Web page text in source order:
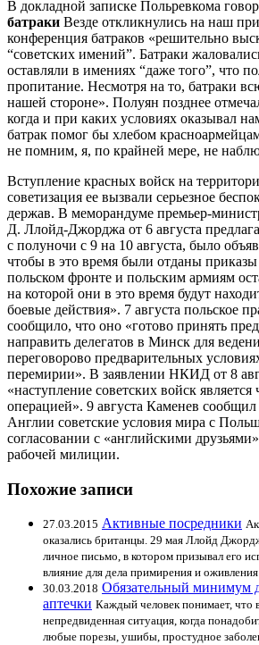
В докладной записке Польревкома
батраки Везде откликнулись на наш
конференция батраков «решительно
“советских имений”. Батраки
оставляли в имениях “даже того”, что
пропитание. Несмотря на то, батраки
нашей стороне». Полуян позднее
когда и при каких условиях оказывал
батрак помог бы хлебом
не помним, я, по крайней мере, не
Вступление красных войск на
советизация ее вызвали серьезное
держав. В меморандуме премьер-
Д. Ллойд-Джорджа от 6 августа
с полуночи с 9 на 10 августа, было
чтобы в это время были отданы приказы
польском фронте и польским армиям
на которой они в это время будут
боевые действия». 7 августа польское
сообщило, что оно «готово принять
направить делегатов в Минск для
переговорово предварительных
перемирии». В заявлении НКИД от 8
«наступление советских войск является
операцией». 9 августа Каменев сообщил
Англии советские условия мира с
согласовании с «английскими
рабочей милиции.
Похожие записи
27.03.2015 Активные посредники
оказались британцы. 29 мая Ллойд
личное письмо, в котором призывал его
влияние для дела примирения и
30.03.2018 Обязательный минимум
аптечки Каждый человек понимает, что
непредвиденная ситуация, когда
любые порезы, ушибы, простудное